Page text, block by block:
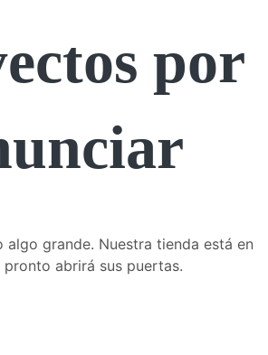
por
algo grande. Nuestra tienda está en
abrirá sus puertas.